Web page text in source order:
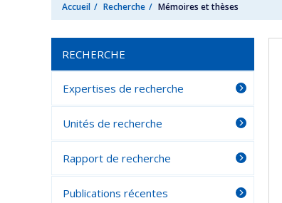
Accueil Recherche Mémoires et thèses
RECHERCHE
Expertises de recherche
Unités de recherche
Rapport de recherche
Publications récentes